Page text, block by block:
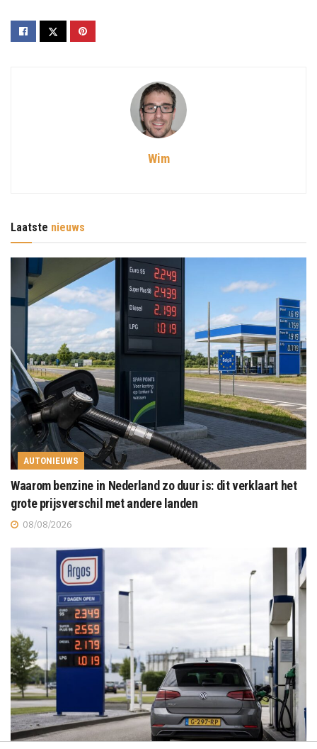
Wim
Laatste nieuws
AUTONIEUWS
Waarom benzine in Nederland zo duur is: dit verklaart het
grote prijsverschil met andere landen
08/08/2026